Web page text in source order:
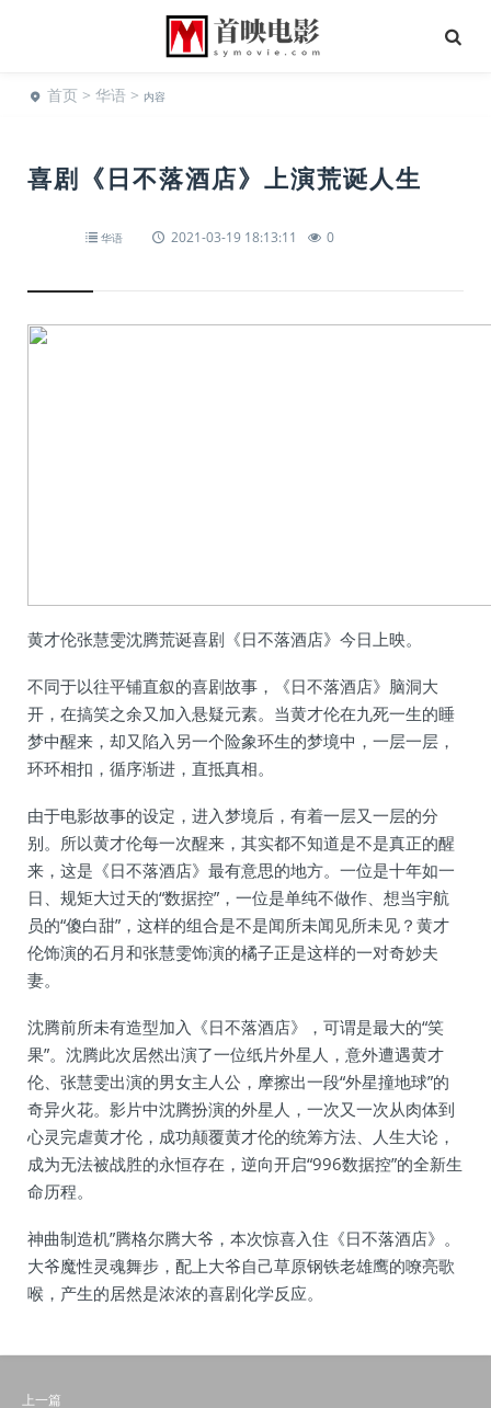
首页 > 华语 > 内容
喜剧《日不落酒店》上演荒诞人生
华语 2021-03-19 18:13:11 0
黄才伦张慧雯沈腾荒诞喜剧《日不落酒店》今日上映。
不同于以往平铺直叙的喜剧故事，《日不落酒店》脑洞大
开，在搞笑之余又加入悬疑元素。当黄才伦在九死一生的睡
梦中醒来，却又陷入另一个险象环生的梦境中，一层一层，
环环相扣，循序渐进，直抵真相。
由于电影故事的设定，进入梦境后，有着一层又一层的分
别。所以黄才伦每一次醒来，其实都不知道是不是真正的醒
来，这是《日不落酒店》最有意思的地方。一位是十年如一
日、规矩大过天的“数据控”，一位是单纯不做作、想当宇航
员的“傻白甜”，这样的组合是不是闻所未闻见所未见？黄才
伦饰演的石月和张慧雯饰演的橘子正是这样的一对奇妙夫
妻。
沈腾前所未有造型加入《日不落酒店》，可谓是最大的“笑
果”。沈腾此次居然出演了一位纸片外星人，意外遭遇黄才
伦、张慧雯出演的男女主人公，摩擦出一段“外星撞地球”的
奇异火花。影片中沈腾扮演的外星人，一次又一次从肉体到
心灵完虐黄才伦，成功颠覆黄才伦的统筹方法、人生大论，
成为无法被战胜的永恒存在，逆向开启“996数据控”的全新生
命历程。
神曲制造机”腾格尔腾大爷，本次惊喜入住《日不落酒店》。
大爷魔性灵魂舞步，配上大爷自己草原钢铁老雄鹰的嘹亮歌
喉，产生的居然是浓浓的喜剧化学反应。
上一篇